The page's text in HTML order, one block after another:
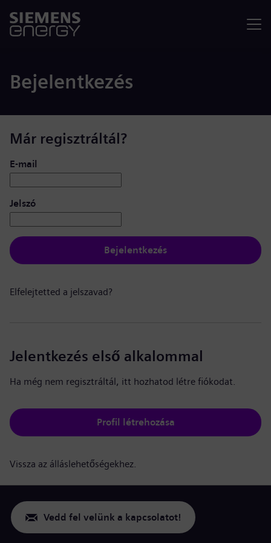
Bejelentkezés
Már regisztráltál?
Bejelentkezés: felhasználó és jelszó
E-mail
Jelszó
Bejelentkezés
Elfelejtetted a jelszavad?
Jelentkezés első alkalommal
Ha még nem regisztráltál, itt hozhatod létre fiókodat.
Profil létrehozása
Vissza az álláslehetőségekhez.
Vedd fel velünk a kapcsolatot!